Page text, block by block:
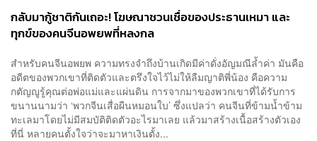
กลับมากู้ชาติกันเถอะ! โฆษณาชวนเชื่อของประธานเหมา และ
ทุกข์ของคนจีนอพยพที่หลงกล
สำหรับคนจีนอพยพ ความทรงจำถึงบ้านเกิดมีค่าดั่งอัญมณีล้ำค่า มันคือ
อดีตของพวกเขาที่ติดตัวและตรึงใจไว้ไม่ให้ลืมญาติพี่น้อง คือความ
กตัญญูรู้คุณต่อพ่อแม่และแผ่นดิน การจากมาของพวกเขาที่ได้รับการ
ขนานนามว่า ‘พวกจีนเสื่อผืนหมอนใบ’ ซึ่งแปลว่า คนจีนที่ข้ามน้ำข้าม
ทะเลมาโดยไม่มีสมบัติติดตัวอะไรมาเลย แล้วมาสร้างเนื้อสร้างตัวเอง
ที่นี่ หลายคนตั้งใจว่าจะมาหาเงินตั้ง...